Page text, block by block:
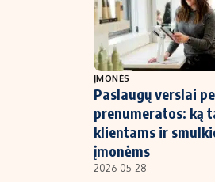
ĮMONĖS
Paslaugų verslai
prenumeratos: ką
klientams ir
įmonėms
2026-05-28